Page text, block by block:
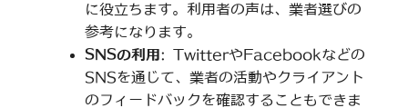
に役立ちます。利用者の声は、業者選びの
参考になります。
SNSの利用 : TwitterやFacebookなどの
SNSを通じて、業者の活動やクライアント
のフィードバックを確認することもできま